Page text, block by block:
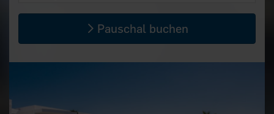
Pauschal buchen